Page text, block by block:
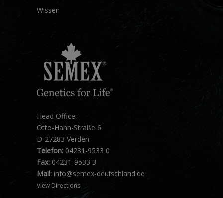
Wissen
Head Office:
Otto-Hahn-Straße 6
D-27283 Verden
Telefon: 04231-9533 0
Fax: 04231-9533 3
Mail: info@semex-deutschland.de
View Directions